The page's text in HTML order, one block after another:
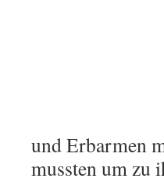
und Erbarmen
mussten um zu